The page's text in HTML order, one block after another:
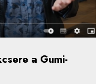
a Gumi-